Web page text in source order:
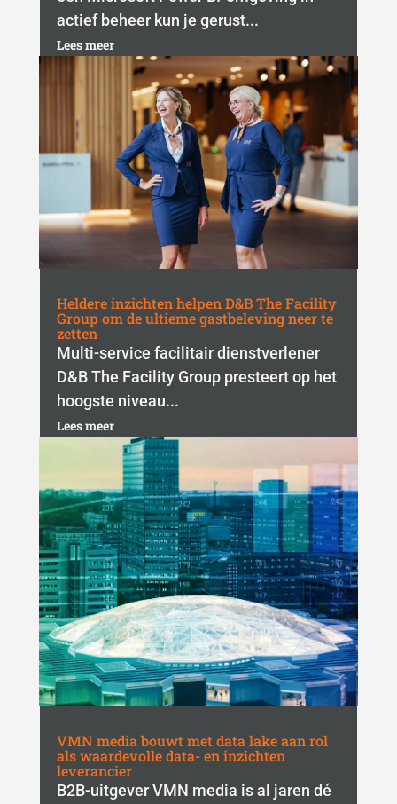
actief beheer kun je gerust...
Lees meer
Heldere inzichten helpen D&B The Facility
Group om de ultieme gastbeleving neer te
zetten
Multi-service facilitair dienstverlener
D&B The Facility Group presteert op het
hoogste niveau...
Lees meer
VMN media bouwt met data lake aan rol
als waardevolle data- en inzichten
leverancier
B2B-uitgever VMN media is al jaren dé